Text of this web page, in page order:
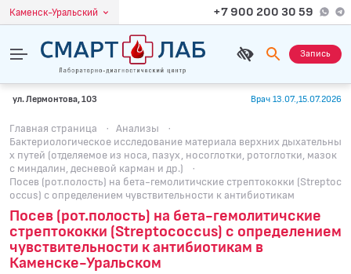
Каменск-Уральский +7 900 200 30 59
Запись
ул. Лермонтова, 103 Врач 13.07.,15.07.2026
Главная страница · Анализы
·
Бактериологическое исследование материала верхних дыхательны
х путей (отделяемое из носа, пазух, носоглотки, ротоглотки, мазок
с миндалин, десневой карман и др.)
·
Посев (рот.полость) на бета-гемолитичские стрептококки (Streptoc
occus) с определением чувcтвительности к антибиотикам
Посев (рот.полость) на бета-гемолитичские
стрептококки (Streptococcus) с определением
чувcтвительности к антибиотикам в
Каменске-Уральском